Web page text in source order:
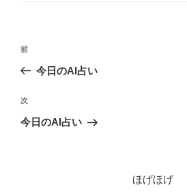
投
ビ
ゲ
前
の
稿
前
今日のAI占い
次
の
次
今日のAI占い
ほげほげ